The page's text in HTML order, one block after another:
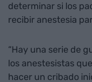
determinar si los
recibir anestesia
“Hay una serie de
los anestesistas
hacer un cribado